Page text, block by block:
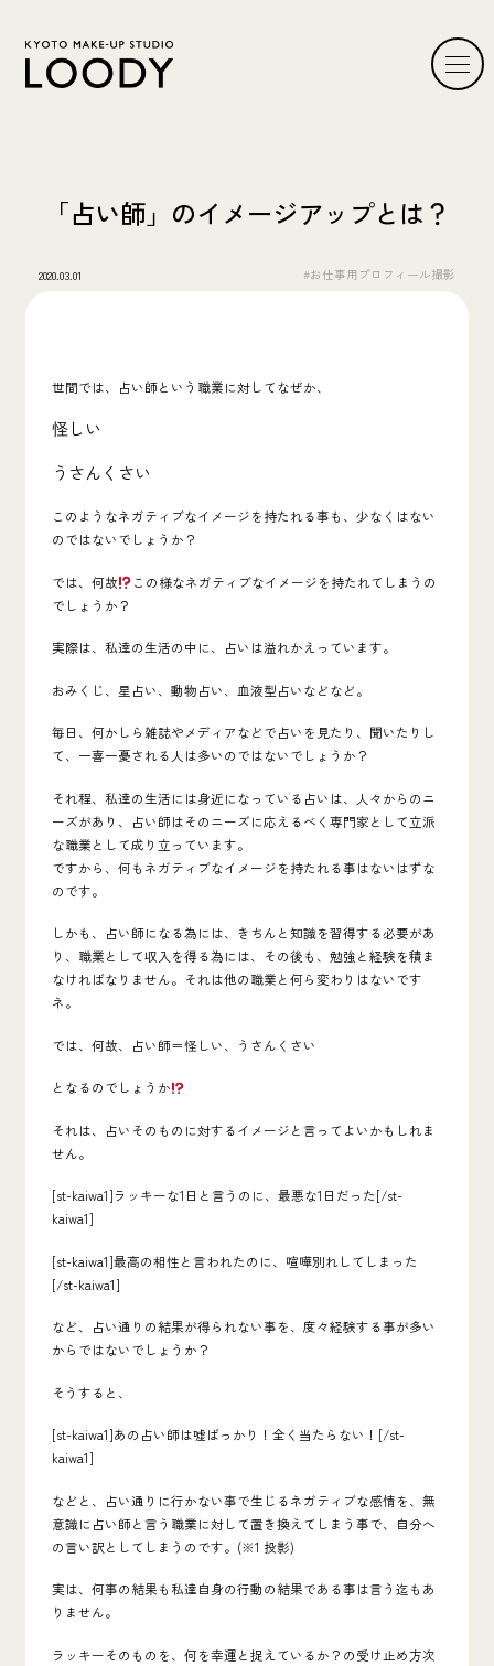
「占い師」のイメージアップとは？
2020.03.01 #お仕事用プロフィール撮影
世間では、占い師という職業に対してなぜか、
怪しい
うさんくさい
このようなネガティブなイメージを持たれる事も、少なくはない
のではないでしょうか？
では、何故
この様なネガティブなイメージを持たれてしまうの
でしょうか？
実際は、私達の生活の中に、占いは溢れかえっています。
おみくじ、星占い、動物占い、血液型占いなどなど。
毎日、何かしら雑誌やメディアなどで占いを見たり、聞いたりし
て、一喜一憂される人は多いのではないでしょうか？
それ程、私達の生活には身近になっている占いは、人々からのニ
ーズがあり、占い師はそのニーズに応えるべく専門家として立派
な職業として成り立っています。
ですから、何もネガティブなイメージを持たれる事はないはずな
のです。
しかも、占い師になる為には、きちんと知識を習得する必要があ
り、職業として収入を得る為には、その後も、勉強と経験を積ま
なければなりません。それは他の職業と何ら変わりはないです
ネ。
では、何故、 占い師＝怪しい、うさんくさい
となるのでしょうか
それは、占いそのものに対するイメージと言ってよいかもしれま
せん。
[st-kaiwa1]ラッキーな1日と言うのに、最悪な1日だった[/st-
kaiwa1]
[st-kaiwa1]最高の相性と言われたのに、喧嘩別れしてしまった
[/st-kaiwa1]
など、占い通りの結果が得られない事を、度々経験する事が多い
からではないでしょうか？
そうすると、
[st-kaiwa1]あの占い師は嘘ばっかり！全く当たらない！[/st-
kaiwa1]
などと、占い通りに行かない事で生じるネガティブな感情を、無
意識に占い師と言う職業に対して置き換えてしまう事で、自分へ
の言い訳としてしまうのです。(※1 投影)
実は、何事の結果も私達自身の行動の結果である事は言う迄もあ
りません。
ラッキーそのものを、何を幸運と捉えているか？の受け止め方次